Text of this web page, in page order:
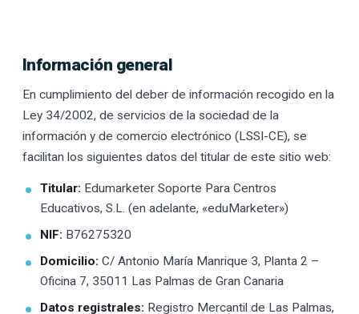
Información general
En cumplimiento del deber de información recogido en la
Ley 34/2002, de servicios de la sociedad de la
información y de comercio electrónico (LSSI-CE), se
facilitan los siguientes datos del titular de este sitio web:
Titular: Edumarketer Soporte Para Centros
Educativos, S.L. (en adelante, «eduMarketer»)
NIF: B76275320
Domicilio: C/ Antonio María Manrique 3, Planta 2 –
Oficina 7, 35011 Las Palmas de Gran Canaria
Datos registrales: Registro Mercantil de Las Palmas,